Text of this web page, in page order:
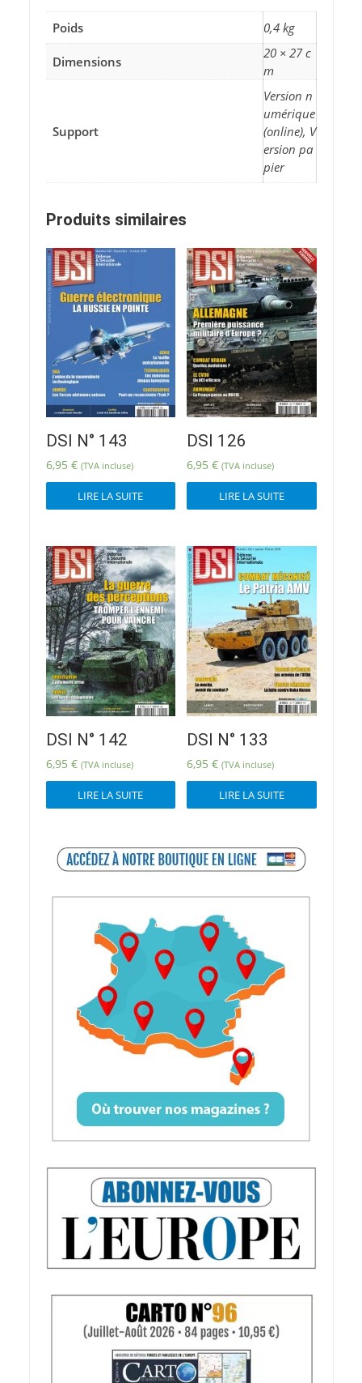
Poids 0,4 kg
Dimensions
20 × 27 c
m
Support
Version n
umérique
(online), V
ersion pa
pier
Produits similaires
DSI N° 143
6,95 € (TVA incluse)
LIRE LA SUITE
DSI 126
6,95 € (TVA incluse)
LIRE LA SUITE
DSI N° 142
6,95 € (TVA incluse)
LIRE LA SUITE
DSI N° 133
6,95 € (TVA incluse)
LIRE LA SUITE